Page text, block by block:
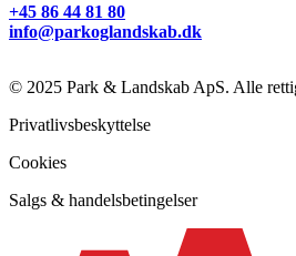
+45 86 44 81 80
info@parkoglandskab.dk
© 2025 Park & Landskab ApS. Alle
Privatlivsbeskyttelse
Cookies
Salgs & handelsbetingelser